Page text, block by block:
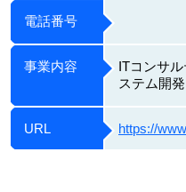
電話番号
事業内容
ITコンサ
ステム開発
URL https://